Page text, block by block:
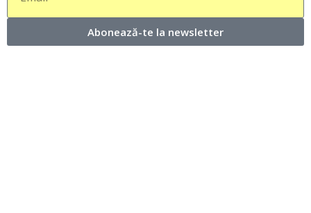
Abonează-te la newsletter